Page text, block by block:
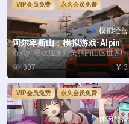
VIP会员免费 永久会员免费
模拟经营
阿尔卑斯山：模拟游戏-Alpine
– The Simulation Game
游戏介绍欢迎来到美丽的山区世界!
在《阿尔卑斯山：模拟游戏》中，你
可以期待一个有...
307 3
VIP会员免费 永久会员免费
休闲益智